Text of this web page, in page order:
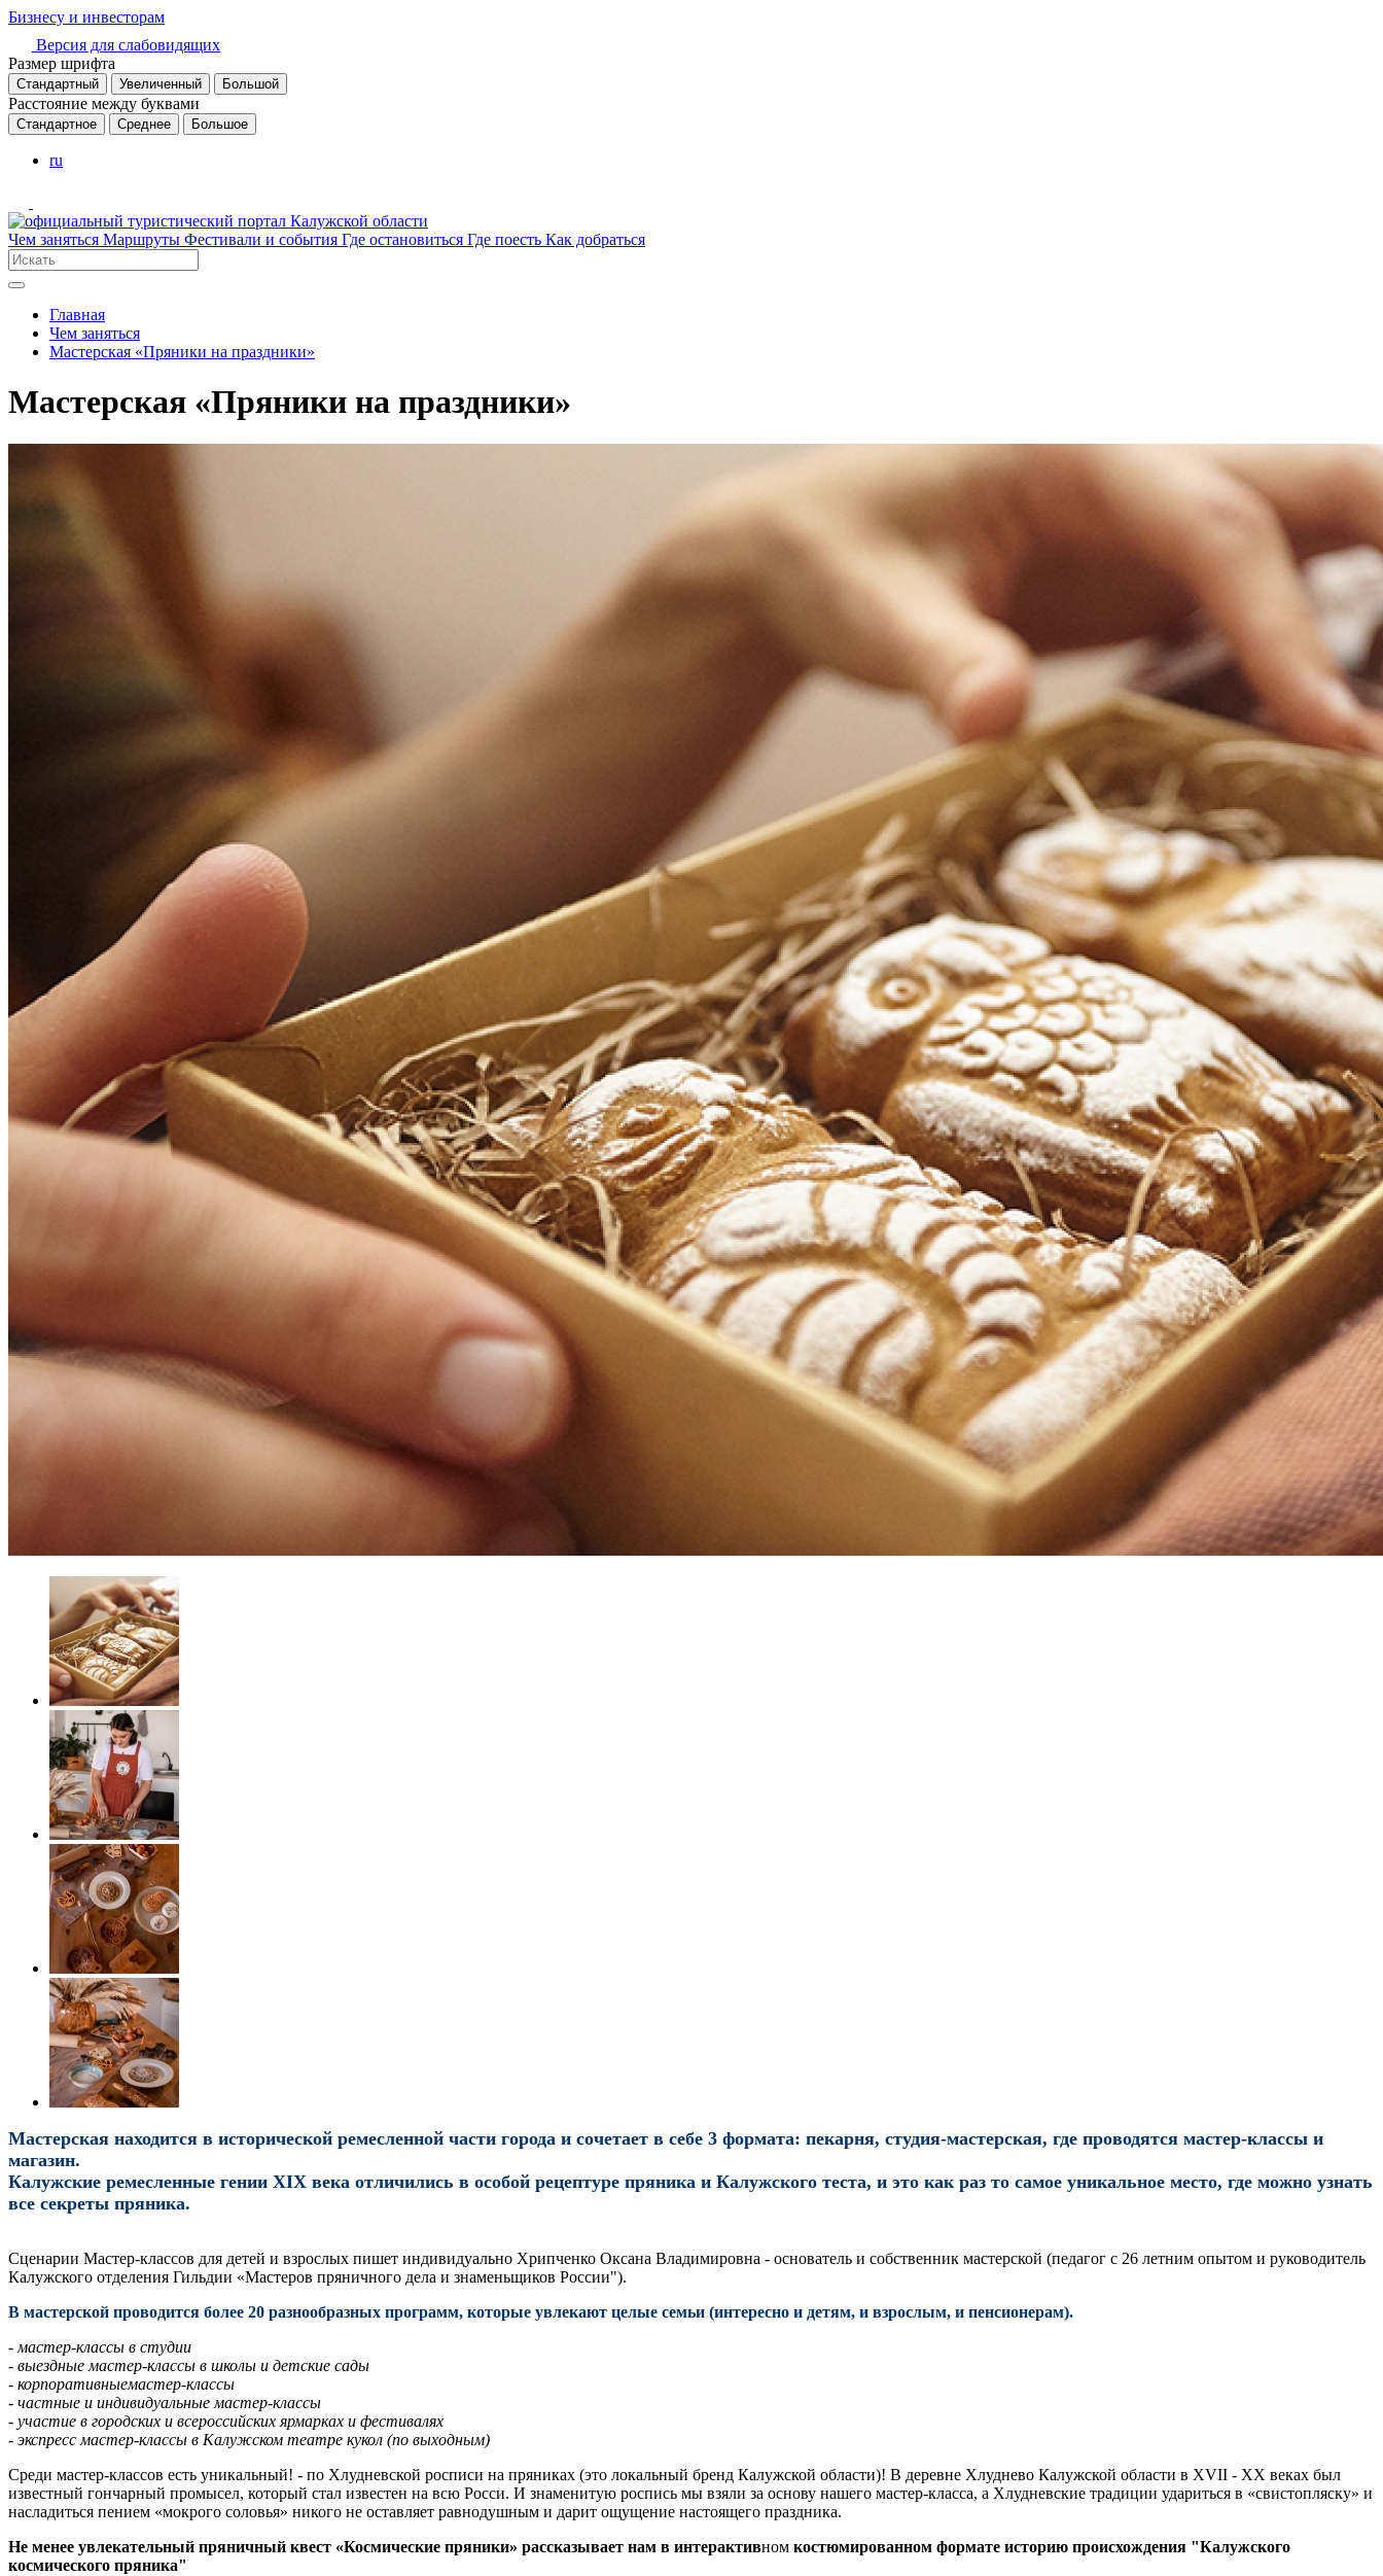
Бизнесу и инвесторам
Версия для слабовидящих
Размер шрифта
Стандартный Увеличенный Большой
Расстояние между буквами
Стандартное Среднее Большое
ru
Чем заняться Маршруты Фестивали и события Где остановиться Где поесть Как добраться
Главная
Чем заняться
Мастерская «Пряники на праздники»
Мастерская «Пряники на праздники»
Мастерская находится в исторической ремесленной части города и сочетает в себе 3 формата: пекарня, студия-мастерская, где проводятся мастер-классы и
магазин.
Калужские ремесленные гении XIX века отличились в особой рецептуре пряника и Калужского теста, и это как раз то самое уникальное место, где можно узнать
все секреты пряника.
Сценарии Мастер-классов для детей и взрослых пишет индивидуально Хрипченко Оксана Владимировна - основатель и собственник мастерской (педагог с 26 летним опытом и руководитель
Калужского отделения Гильдии «Мастеров пряничного дела и знаменьщиков России").
В мастерской проводится более 20 разнообразных программ, которые увлекают целые семьи (интересно и детям, и взрослым, и пенсионерам).
- мастер-классы в студии
- ⁠выездные мастер-классы в школы и детские сады
- ⁠корпоративныемастер-классы
- ⁠частные и индивидуальные мастер-классы
- ⁠участие в городских и всероссийских ярмарках и фестивалях
- ⁠экспресс мастер-классы в Калужском театре кукол (по выходным)
Среди мастер-классов есть уникальный! - по Хлудневской росписи на пряниках (это локальный бренд Калужской области)! В деревне Хлуднево Калужской области в XVII - XX веках был
известный гончарный промысел, который стал известен на всю Росси. И знаменитую роспись мы взяли за основу нашего мастер-класса, а Хлудневские традиции удариться в «свистопляску» и
насладиться пением «мокрого соловья» никого не оставляет равнодушным и дарит ощущение настоящего праздника.
Не менее увлекательный пряничный квест «Космические пряники» рассказывает нам в интерактивном костюмированном формате историю происхождения "Калужского
космического пряника"